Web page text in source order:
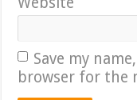
Save my
browser for the